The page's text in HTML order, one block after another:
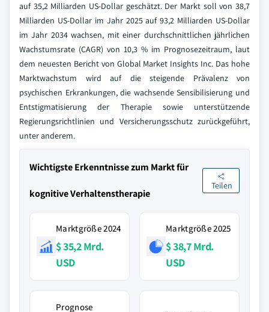
auf 35,2 Milliarden US-Dollar geschätzt. Der Markt soll von 38,7
Milliarden US-Dollar im Jahr 2025 auf 93,2 Milliarden US-Dollar
im Jahr 2034 wachsen, mit einer durchschnittlichen jährlichen
Wachstumsrate (CAGR) von 10,3 % im Prognosezeitraum, laut
dem neuesten Bericht von Global Market Insights Inc. Das hohe
Marktwachstum wird auf die steigende Prävalenz von
psychischen Erkrankungen, die wachsende Sensibilisierung und
Entstigmatisierung der Therapie sowie unterstützende
Regierungsrichtlinien und Versicherungsschutz zurückgeführt,
unter anderem.
Wichtigste Erkenntnisse zum Markt für
kognitive Verhaltenstherapie
Teilen
Marktgröße 2024
$ 35,2 Mrd.
USD
Marktgröße 2025
$ 38,7 Mrd.
USD
Prognose